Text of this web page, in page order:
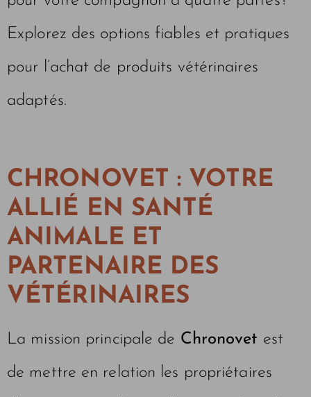
Explorez des options fiables et pratiques
pour l’achat de produits vétérinaires
adaptés.
CHRONOVET : VOTRE
ALLIÉ EN SANTÉ
ANIMALE ET
PARTENAIRE DES
VÉTÉRINAIRES
La mission principale de Chronovet est
de mettre en relation les propriétaires